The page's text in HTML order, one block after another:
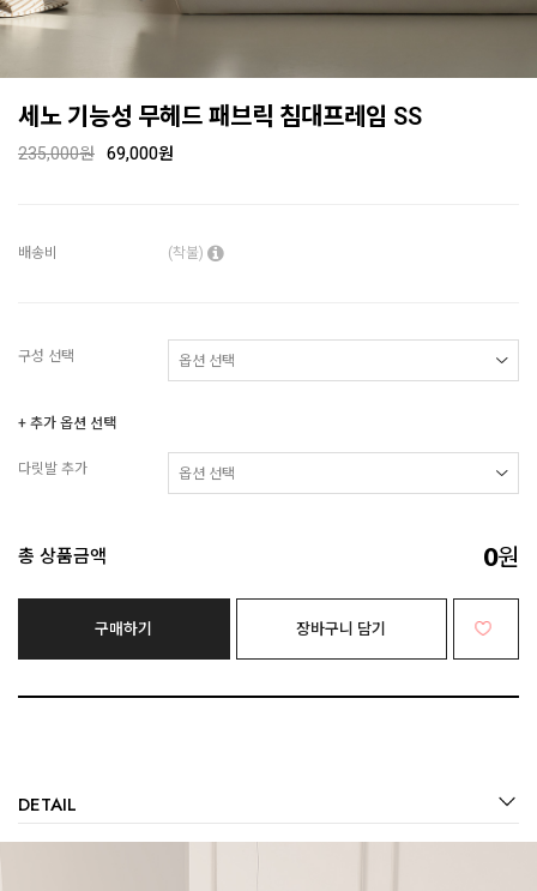
세노 기능성 무헤드 패브릭 침대프레임 SS
235,000원 69,000원
배송비 (착불)
구성 선택
+ 추가 옵션 선택
다릿발 추가
총 상품금액 0원
구매하기 장바구니 담기
DETAIL